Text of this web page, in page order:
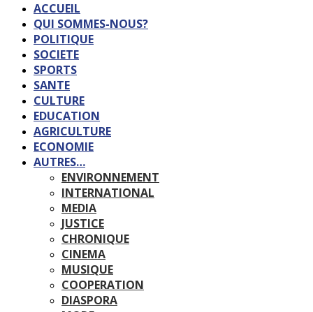
ACCUEIL
QUI SOMMES-NOUS?
POLITIQUE
SOCIETE
SPORTS
SANTE
CULTURE
EDUCATION
AGRICULTURE
ECONOMIE
AUTRES…
ENVIRONNEMENT
INTERNATIONAL
MEDIA
JUSTICE
CHRONIQUE
CINEMA
MUSIQUE
COOPERATION
DIASPORA